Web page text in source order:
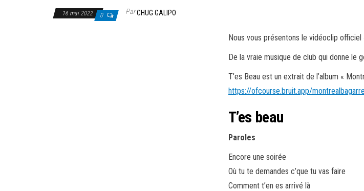
16 mai 2022 0 ParCHUG GALIPO
Nous vous présentons le vidéoclip officiel
De la vraie musique de club qui donne le
T’es Beau est un extrait de l’album «
https://ofcourse.bruit.app/
T’es beau
Paroles
Encore une soirée
Où tu te demandes c’que tu vas faire
Comment t’en es arrivé là